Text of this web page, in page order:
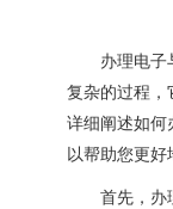
办理电子
复杂的过程
详细阐述如何
以帮助您更好
首先，办